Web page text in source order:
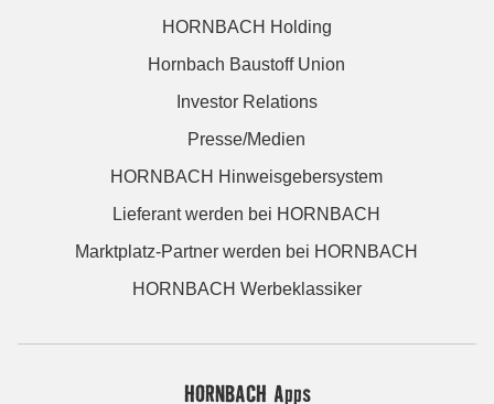
HORNBACH Holding
Hornbach Baustoff Union
Investor Relations
Presse/Medien
HORNBACH Hinweisgebersystem
Lieferant werden bei HORNBACH
Marktplatz-Partner werden bei HORNBACH
HORNBACH Werbeklassiker
HORNBACH Apps